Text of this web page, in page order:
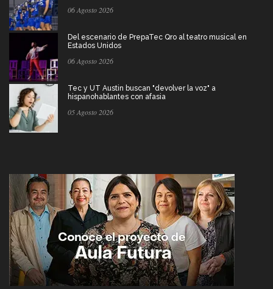
06 Agosto 2026
Del escenario de PrepaTec Qro al teatro musical en
Estados Unidos
06 Agosto 2026
Tec y UT Austin buscan "devolver la voz" a
hispanohablantes con afasia
05 Agosto 2026